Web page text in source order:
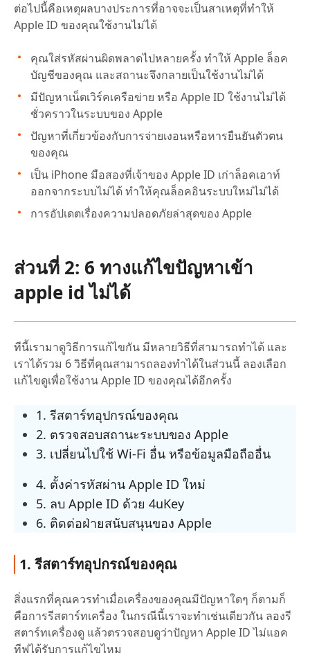
ต่อไปนี้คือเหตุผลบางประการที่อาจจะเป็นสาเหตุที่ทำให้
Apple ID ของคุณใช้งานไม่ได้
คุณใส่รหัสผ่านผิดพลาดไปหลายครั้ง ทำให้ Apple ล็อค
บัญชีของคุณ และสถานะจึงกลายเป็นใช้งานไม่ได้
มีปัญหาเน็ตเวิร์คเครือข่าย หรือ Apple ID ใช้งานไม่ได้
ชั่วคราวในระบบของ Apple
ปัญหาที่เกี่ยวข้องกับการจ่ายเงอนหรือหารยืนยันตัวตน
ของคุณ
เป็น iPhone มือสองที่เจ้าของ Apple ID เก่าล็อคเอาท์
ออกจากระบบไม่ได้ ทำให้คุณล็อคอินระบบใหม่ไม่ได้
การอัปเดตเรื่องความปลอดภัยล่าสุดของ Apple
ส่วนที่ 2: 6 ทางแก้ไขปัญหาเข้า
apple id ไม่ได้
ทีนี้เรามาดูวิธีการแก้ไขกัน มีหลายวิธีที่สามารถทำได้ และ
เราได้รวม 6 วิธีที่คุณสามารถลองทำได้ในส่วนนี้ ลองเลือก
แก้ไขดูเพื่อใช้งาน Apple ID ของคุณได้อีกครั้ง
1. รีสตาร์ทอุปกรณ์ของคุณ
2. ตรวจสอบสถานะระบบของ Apple
3. เปลี่ยนไปใช้ Wi-Fi อื่น หรือข้อมูลมือถืออื่น
4. ตั้งค่ารหัสผ่าน Apple ID ใหม่
5. ลบ Apple ID ด้วย 4uKey
6. ติดต่อฝ่ายสนับสนุนของ Apple
1. รีสตาร์ทอุปกรณ์ของคุณ
สิ่งแรกที่คุณควรทำเมื่อเครื่องของคุณมีปัญหาใดๆ ก็ตามก็
คือการรีสตาร์ทเครื่อง ในกรณีนี้เราจะทำเช่นเดียวกัน ลองรี
สตาร์ทเครื่องดู แล้วตรวจสอบดูว่าปัญหา Apple ID ไม่แอค
ทีฟได้รับการแก้ไขไหม